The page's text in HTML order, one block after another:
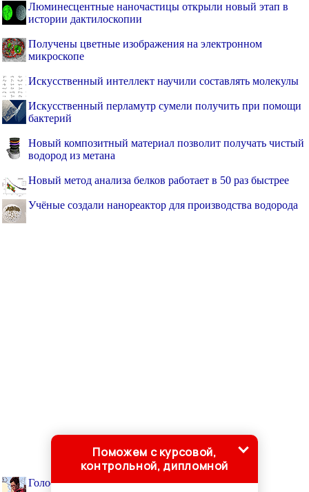
Люминесцентные наночастицы открыли новый этап в
истории дактилоскопии
Получены цветные изображения на электронном
микроскопе
Искусственный интеллект научили составлять молекулы
Искусственный перламутр сумели получить при помощи
бактерий
Новый композитный материал позволит получать чистый
водород из метана
Новый метод анализа белков работает в 50 раз быстрее
Учёные создали нанореактор для производства водорода
Голосовые помощники стали читать по губам
Поможем с курсовой,
контрольной, дипломной